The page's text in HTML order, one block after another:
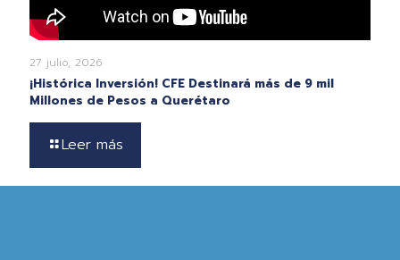
27 julio, 2026
¡Histórica Inversión! CFE Destinará más de 9 mil
Millones de Pesos a Querétaro
Leer más